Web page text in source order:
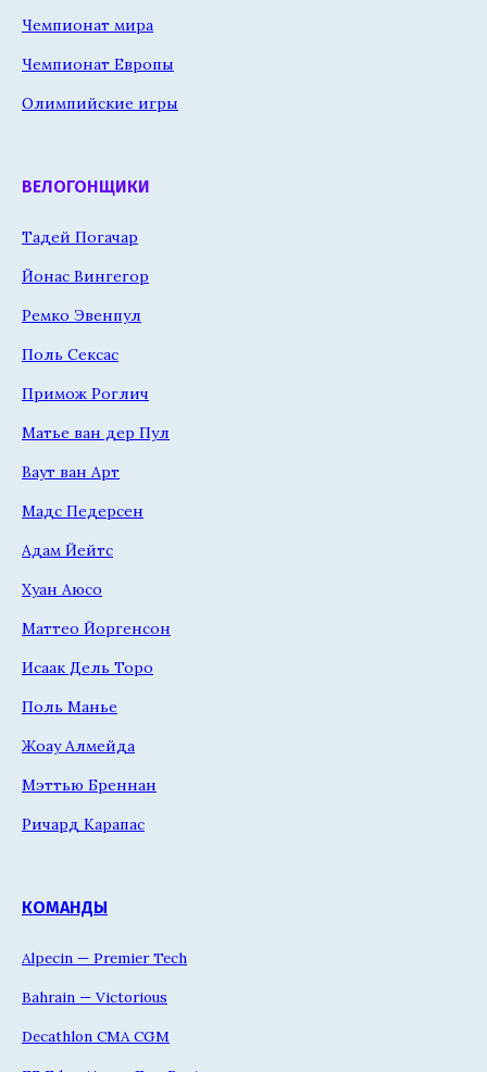
Чемпионат мира
Чемпионат Европы
Олимпийские игры
ВЕЛОГОНЩИКИ
Тадей Погачар
Йонас Вингегор
Ремко Эвенпул
Поль Сексас
Примож Роглич
Матье ван дер Пул
Ваут ван Арт
Мадс Педерсен
Адам Йейтс
Хуан Аюсо
Маттео Йоргенсон
Исаак Дель Торо
Поль Манье
Жоау Алмейда
Мэттью Бреннан
Ричард Карапас
КОМАНДЫ
Alpecin — Premier Tech
Bahrain — Victorious
Decathlon CMA CGM